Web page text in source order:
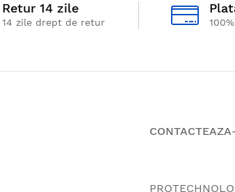
Retur 14 zile
14 zile drept de retur